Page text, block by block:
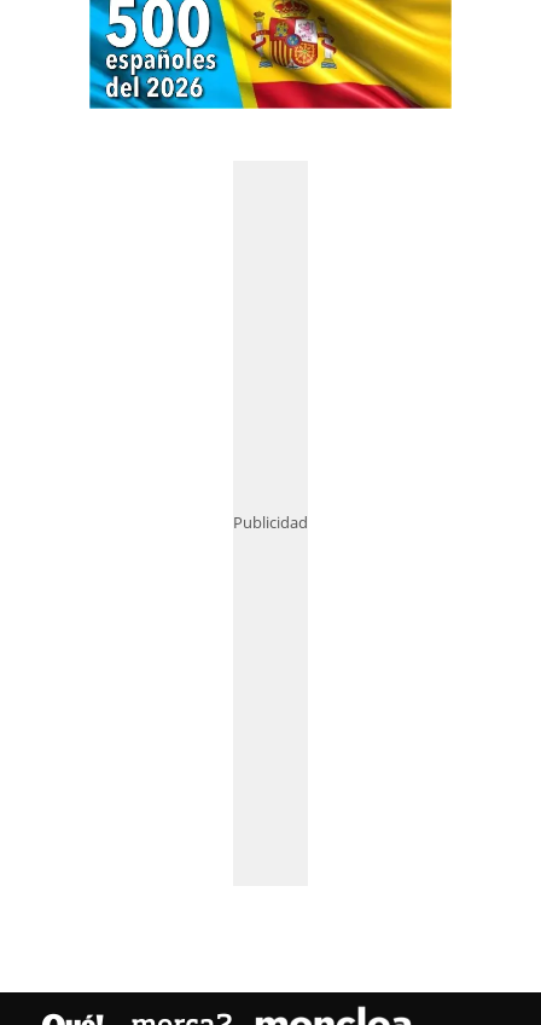
Publicidad